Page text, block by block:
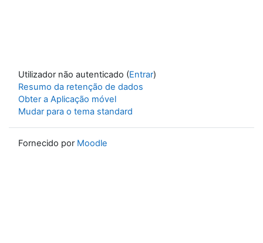
Utilizador não autenticado (Entrar)
Resumo da retenção de dados
Obter a Aplicação móvel
Mudar para o tema standard
Fornecido por Moodle